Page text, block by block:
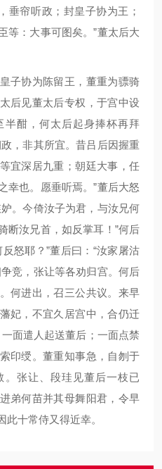
垂帘听政；封皇子协为王；
等：大事可图矣。”董太后大
子协为陈留王，董重为骠骑
后见董太后专权，于宫中设
酣，何太后起身捧杯再拜
，非其所宜。昔吕后因握重
宜深居九重；朝廷大事，任
幸也。愿垂听焉。”董后大怒
。今倚汝子为君，与汝兄何
断汝兄首，如反掌耳！”何后
怒耶？”董后曰：“汝家屠沽
竞，张让等各劝归宫。何后
何进出，召三公共议。来早
妃，不宜久居宫中，合仍迁
面遣人起送董后；一面点禁
印绶。董重知事急，自刎于
。张让、段珪见董后一枝已
弟何苗并其母舞阳君，令早
十常侍又得近幸。